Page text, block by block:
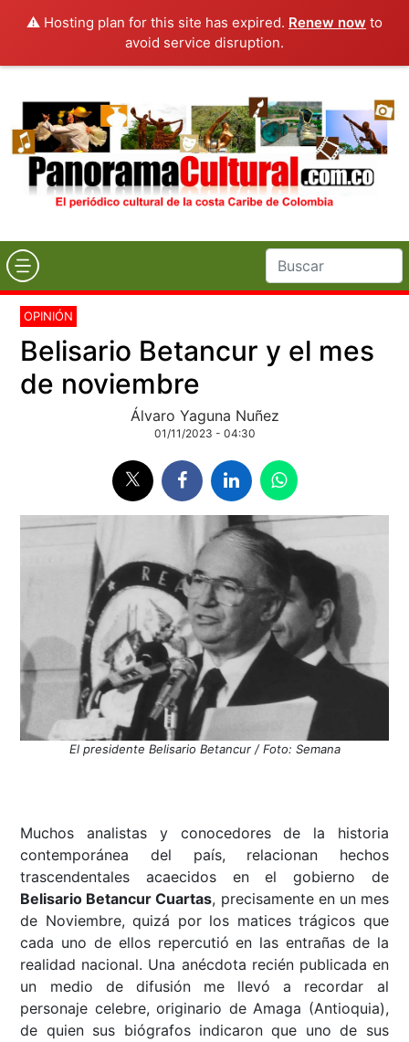
⚠️ Hosting plan for this site has expired. Renew now to
avoid service disruption.
OPINIÓN
Belisario Betancur y el mes
de noviembre
Álvaro Yaguna Nuñez
01/11/2023 - 04:30
El presidente Belisario Betancur / Foto: Semana
Muchos analistas y conocedores de la historia
contemporánea del país, relacionan hechos
trascendentales acaecidos en el gobierno de
Belisario Betancur Cuartas, precisamente en un mes
de Noviembre, quizá por los matices trágicos que
cada uno de ellos repercutió en las entrañas de la
realidad nacional. Una anécdota recién publicada en
un medio de difusión me llevó a recordar al
personaje celebre, originario de Amaga (Antioquia),
de quien sus biógrafos indicaron que uno de sus